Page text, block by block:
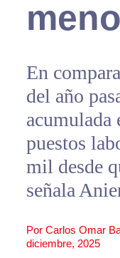
En
del año
acumulada
puestos
mil desde
señala
Por Carlos Omar
diciembre, 2025